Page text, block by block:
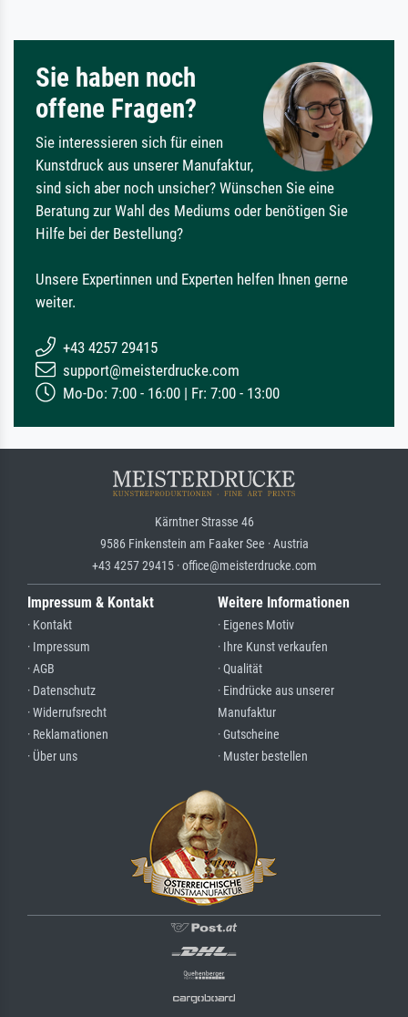
Sie haben noch
offene Fragen?
Sie interessieren sich für einen
Kunstdruck aus unserer Manufaktur,
sind sich aber noch unsicher? Wünschen Sie eine
Beratung zur Wahl des Mediums oder benötigen Sie
Hilfe bei der Bestellung?
Unsere Expertinnen und Experten helfen Ihnen gerne
weiter.
+43 4257 29415
support@meisterdrucke.com
Mo-Do: 7:00 - 16:00 | Fr: 7:00 - 13:00
Kärntner Strasse 46
9586 Finkenstein am Faaker See · Austria
+43 4257 29415 · office@meisterdrucke.com
Impressum & Kontakt
· Kontakt
· Impressum
· AGB
· Datenschutz
· Widerrufsrecht
· Reklamationen
· Über uns
Weitere Informationen
· Eigenes Motiv
· Ihre Kunst verkaufen
· Qualität
· Eindrücke aus unserer
Manufaktur
· Gutscheine
· Muster bestellen